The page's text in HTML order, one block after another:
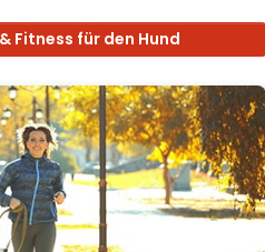
Fitness für den Hund